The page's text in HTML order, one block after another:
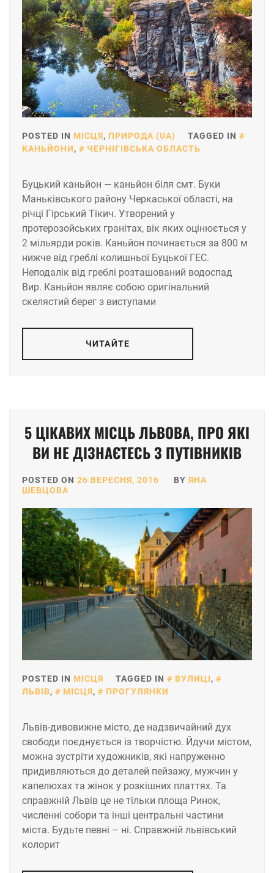
POSTED IN МІСЦЯ, ПРИРОДА (UA)
TAGGED IN
КАНЬЙОНИ, ЧЕРНІГІВСЬКА ОБЛАСТЬ
Буцький каньйон — каньйон біля смт. Буки
Маньківського району Черкаської області, на
річці Гірський Тікич. Утворений у
протерозойських гранітах, вік яких оцінюється у
2 мільярди років. Каньйон починається за 800 м
нижче від греблі колишньої Буцької ГЕС.
Неподалік від греблі розташований водоспад
Вир. Каньйон являє собою оригінальний
скелястий берег з виступами
ЧИТАЙТЕ
5 ЦІКАВИХ МІСЦЬ ЛЬВОВА, ПРО ЯКІ
ВИ НЕ ДІЗНАЄТЕСЬ З ПУТІВНИКІВ
POSTED ON 26 ВЕРЕСНЯ, 2016 BY ЯНА
ШЕВЦОВА
POSTED IN МІСЦЯ TAGGED IN ВУЛИЦІ,
ЛЬВІВ, МІСЦЯ, ПРОГУЛЯНКИ
Львів-дивовижне місто, де надзвичайний дух
свободи поєднується із творчістю. Йдучи містом,
можна зустріти художників, які напруженно
придивляються до деталей пейзажу, мужчин у
капелюхах та жінок у розкішних платтях. Та
справжній Львів це не тільки площа Ринок,
численні собори та інші центральні частини
міста. Будьте певні – ні. Справжній львівський
колорит